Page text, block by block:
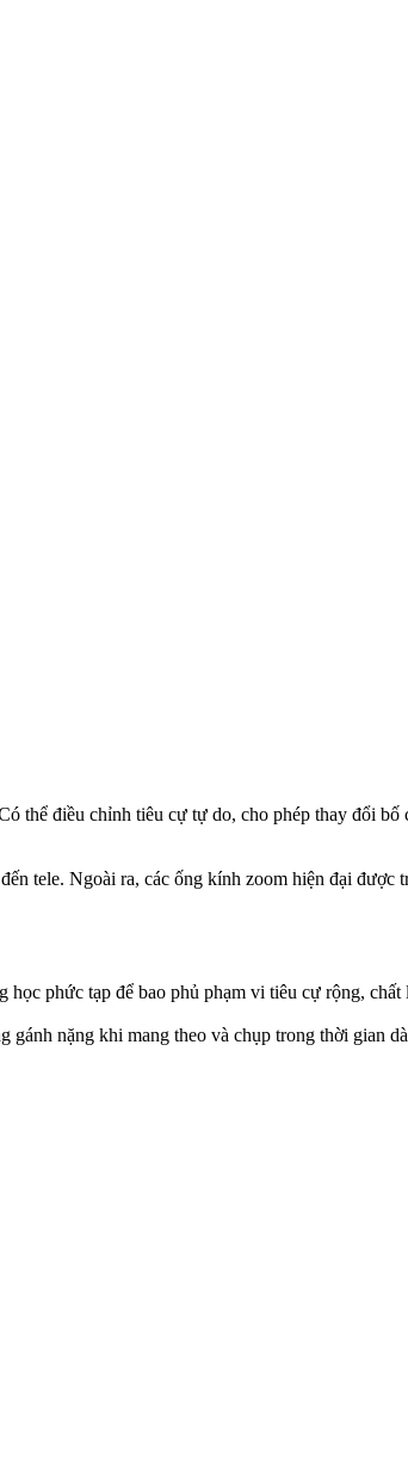
thể điều chỉnh tiêu cự tự do, cho phép thay đổi
tele. Ngoài ra, các ống kính zoom hiện đại
phức tạp để bao phủ phạm vi tiêu cự rộng,
nặng khi mang theo và chụp trong thời gian